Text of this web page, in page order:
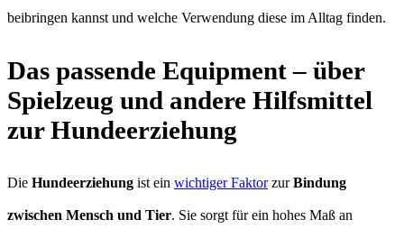
beibringen kannst und welche Verwendung diese im Alltag finden.
Das passende Equipment – über
Spielzeug und andere Hilfsmittel
zur Hundeerziehung
Die Hundeerziehung ist ein wichtiger FaktorzurBindung
zwischen Mensch und Tier. Sie sorgt für ein hohes Maß an